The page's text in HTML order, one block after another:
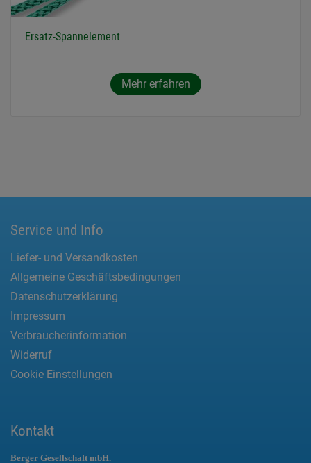
Ersatz-Spannelement
Mehr erfahren
Service und Info
Liefer- und Versandkosten
Allgemeine Geschäftsbedingungen
Datenschutzerklärung
Impressum
Verbraucherinformation
Widerruf
Cookie Einstellungen
Kontakt
Berger Gesellschaft mbH.